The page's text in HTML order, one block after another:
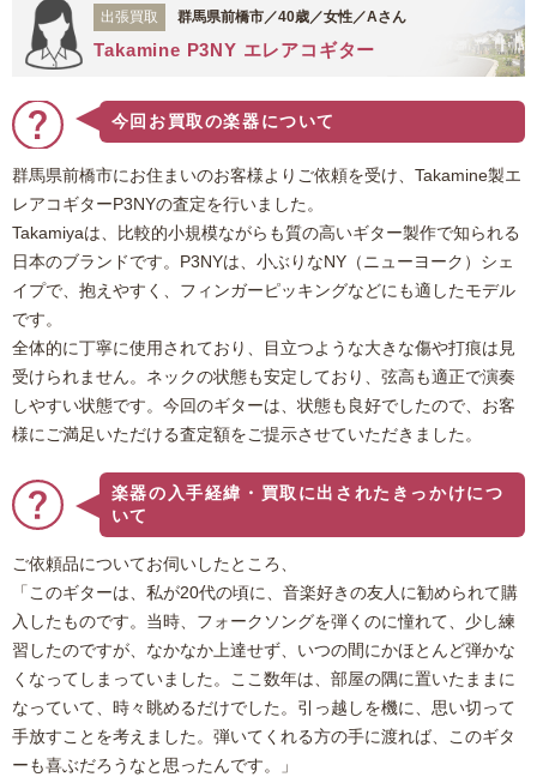
ンス用品も合わせてご売却いただけるということ
もあり、高価買取となりました。このたびは福ち
た。
出張買取 群馬県前橋市／40歳／女性／Aさん
Takamine P3NY エレアコギター
今回お買取の楽器について
群馬県前橋市にお住まいのお客様よりご依頼を受け、Takamine製エ
レアコギターP3NYの査定を行いました。
Takamiyaは、比較的小規模ながらも質の高いギター製作で知られる
日本のブランドです。P3NYは、小ぶりなNY（ニューヨーク）シェ
イプで、抱えやすく、フィンガーピッキングなどにも適したモデル
です。
全体的に丁寧に使用されており、目立つような大きな傷や打痕は見
受けられません。ネックの状態も安定しており、弦高も適正で演奏
しやすい状態です。今回のギターは、状態も良好でしたので、お客
様にご満足いただける査定額をご提示させていただきました。
楽器の入手経緯・買取に出されたきっかけにつ
いて
ご依頼品についてお伺いしたところ、
「このギターは、私が20代の頃に、音楽好きの友人に勧められて購
入したものです。当時、フォークソングを弾くのに憧れて、少し練
習したのですが、なかなか上達せず、いつの間にかほとんど弾かな
くなってしまっていました。ここ数年は、部屋の隅に置いたままに
なっていて、時々眺めるだけでした。引っ越しを機に、思い切って
手放すことを考えました。弾いてくれる方の手に渡れば、このギタ
ーも喜ぶだろうなと思ったんです。」